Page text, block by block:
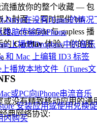
Drive在没有iTunes的情况
脑传输到iPhone
上播放Dropbox中的音乐
和 Mac 上编辑 ID3 标签
上播放本地文件（iTunes文
或PC向iPhone串流音乐
安装应用或使用兑换
内购买
流播放你的整个收藏 — 包
入封面 — 同时提供 bit-
、crossfade 与 gapless 播
的 CarPlay体验。你的服
或没有精致移动应用的通
典网络协议: